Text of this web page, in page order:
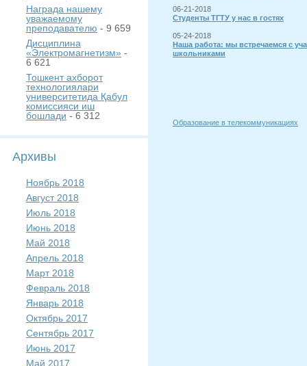
Награда нашему
уважаемому
преподавателю - 9 659
Дисциплина
«Электромагнетизм» -
6 621
Тошкент ахборот
технологиялари
университетида Қабул
комиссияси иш
бошлади - 6 312
Архивы
Ноябрь 2018
Август 2018
Июль 2018
Июнь 2018
Май 2018
Апрель 2018
Март 2018
Февраль 2018
Январь 2018
Октябрь 2017
Сентябрь 2017
Июнь 2017
Май 2017
06-21-2018
Студенты ТГТУ у нас в гостях
05-24-2018
Наша работа: мы встречаемся с
школьниками
Образование в телекоммуникациях